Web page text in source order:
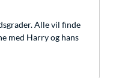
Alle vil finde
med Harry og hans